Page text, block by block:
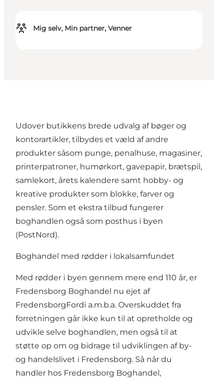
Mig selv, Min partner, Venner
Udover butikkens brede udvalg af bøger og
kontorartikler, tilbydes et væld af andre
produkter såsom punge, penalhuse, magasiner,
printerpatroner, humørkort, gavepapir, brætspil,
samlekort, årets kalendere samt hobby- og
kreative produkter som blokke, farver og
pensler. Som et ekstra tilbud fungerer
boghandlen også som posthus i byen
(PostNord).
Boghandel med rødder i lokalsamfundet
Med rødder i byen gennem mere end 110 år, er
Fredensborg Boghandel nu ejet af
FredensborgFordi a.m.b.a. Overskuddet fra
forretningen går ikke kun til at opretholde og
udvikle selve boghandlen, men også til at
støtte op om og bidrage til udviklingen af by-
og handelslivet i Fredensborg. Så når du
handler hos Fredensborg Boghandel,